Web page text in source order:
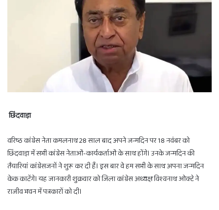
छिंदवाड़ा
वरिष्ठ कांग्रेस नेता कमलनाथ 28 साल बाद अपने जन्मदिन पर 18 नवंबर को
छिंदवाड़ा में सभी कांग्रेस नेताओं-कार्यकर्ताओं के साथ होंगे। उनके जन्मदिन की
तैयारियां कांग्रेसजनों ने शुरू कर दी हैं। इस बार वे हम सभी के साथ अपना जन्मदिन
केक काटेंगे। यह जानकारी शुक्रवार को जिला कांग्रेस अध्यक्ष विश्वनाथ ओक्टे ने
राजीव भवन में पत्रकारों को दी।